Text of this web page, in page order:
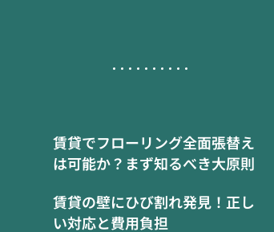
賃貸でフローリング全面張替え
は可能か？まず知るべき大原則
賃貸の壁にひび割れ発見！正し
い対応と費用負担